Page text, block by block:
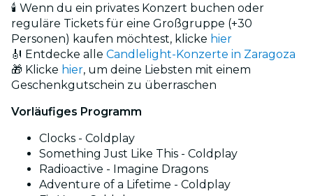
🕯️ Wenn du ein privates Konzert buchen oder
reguläre Tickets für eine Großgruppe (+30
Personen) kaufen möchtest, klicke hier
🎻 Entdecke alle Candlelight-Konzerte in Zaragoza
🎁 Klicke hier, um deine Liebsten mit einem
Geschenkgutschein zu überraschen
Vorläufiges Programm
Clocks - Coldplay
Something Just Like This - Coldplay
Radioactive - Imagine Dragons
Adventure of a Lifetime - Coldplay